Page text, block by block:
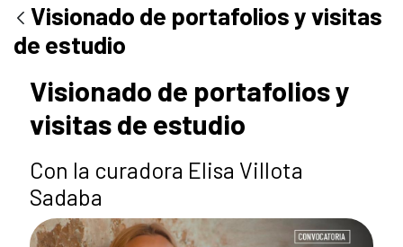
Visionado de portafolios y visitas
de estudio
Visionado de portafolios y
visitas de estudio
Con la curadora Elisa Villota
Sadaba